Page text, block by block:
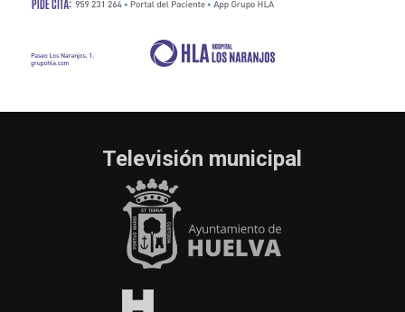
Televisión municipal